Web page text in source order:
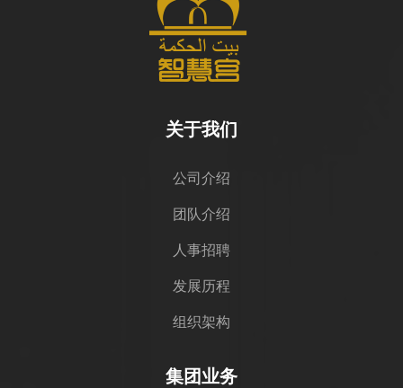
关于我们
公司介绍
团队介绍
人事招聘
发展历程
组织架构
集团业务